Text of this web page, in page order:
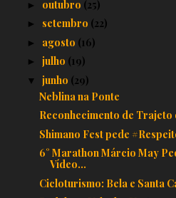
► outubro (25)
► setembro (22)
► agosto (16)
► julho (19)
▼ junho (29)
Neblina na Ponte
Reconhecimento de Trajeto
Shimano Fest pede
6° Marathon Márcio May
Vídeo...
Cicloturismo: Bela e Santa